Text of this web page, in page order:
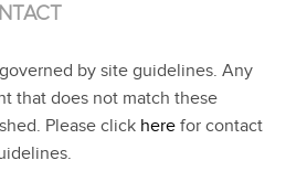
by site guidelines. Any
that does not match these
Please click here for contact